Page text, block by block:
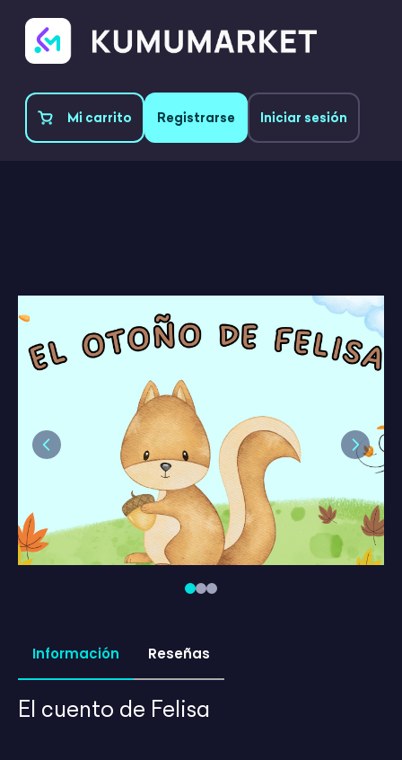
Mi carrito Registrarse Iniciar sesión
Previous Next
Información Reseñas
El cuento de Felisa